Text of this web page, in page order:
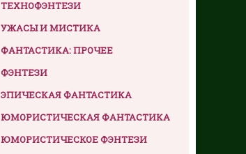
ТЕХНОФЭНТЕЗИ
УЖАСЫ И МИСТИКА
ФАНТАСТИКА: ПРОЧЕЕ
ФЭНТЕЗИ
ЭПИЧЕСКАЯ ФАНТАСТИКА
ЮМОРИСТИЧЕСКАЯ ФАНТАСТИКА
ЮМОРИСТИЧЕСКОЕ ФЭНТЕЗИ